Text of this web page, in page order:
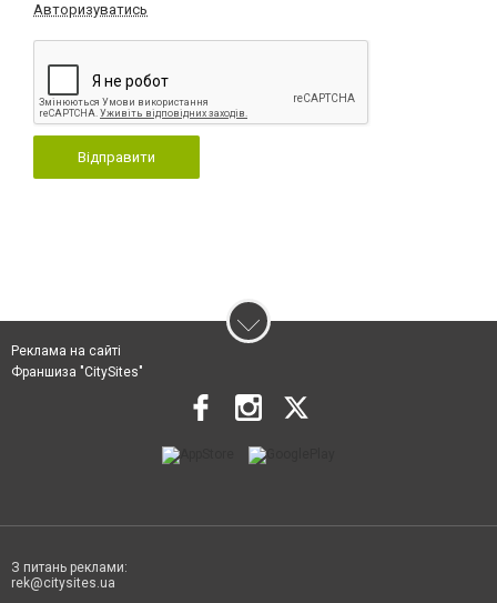
Авторизуватись
Відправити
Реклама на сайті
Франшиза "CitySites"
З питань реклами:
rek@citysites.ua